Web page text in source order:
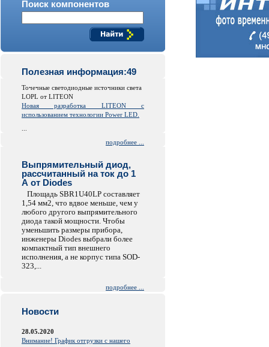
Поиск компонентов
Полезная информация:49
Точечные светодиодные источники света
LOPL от LITEON
Новая разработка LITEON с
использованием технологии Power LED.
подробнее ...
Выпрямительный диод,
рассчитанный на ток до 1
А от Diodes
Площадь SBR1U40LP составляет
1,54 мм2, что вдвое меньше, чем у
любого другого выпрямительного
диода такой мощности. Чтобы
уменьшить размеры прибора,
инженеры Diodes выбрали более
компактный тип внешнего
исполнения, а не корпус типа SOD-
323,...
подробнее ...
Новости
28.05.2020
Внимание! График отгрузки с нашего